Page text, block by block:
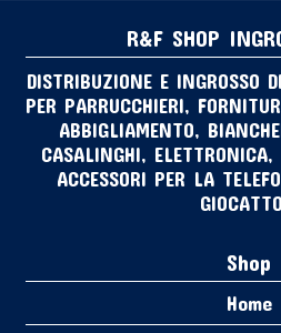
R&F SHOP
DISTRIBUZIONE E INGROSSO
PER PARRUCCHIERI,
ABBIGLIAMENTO,
CASALINGHI, ELETTRONICA,
ACCESSORI PER LA
Shop
Home